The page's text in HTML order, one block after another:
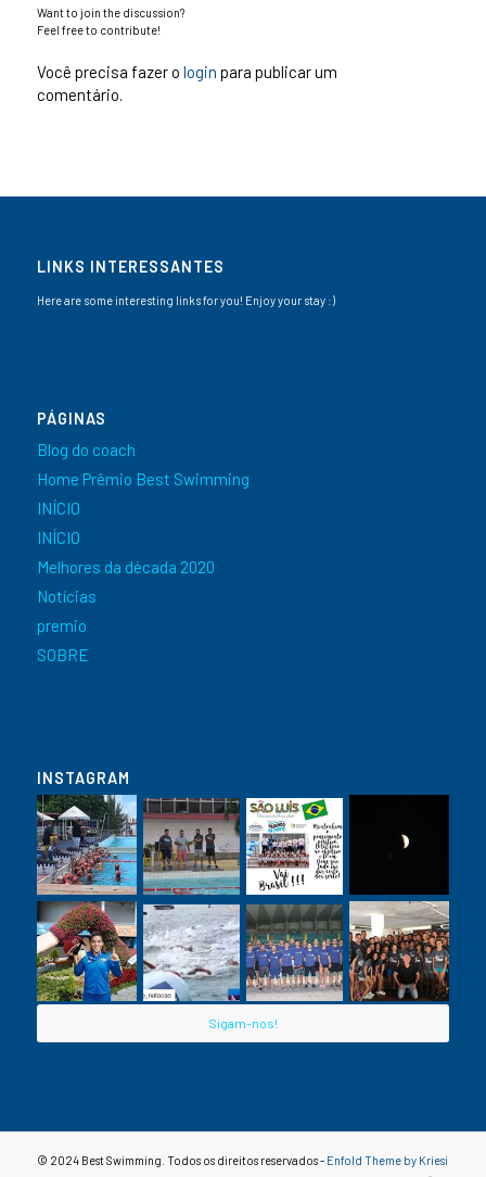
Want to join the discussion?
Feel free to contribute!
Você precisa fazer o login para publicar um
comentário.
LINKS INTERESSANTES
Here are some interesting links for you! Enjoy your stay :)
PÁGINAS
Blog do coach
Home Prêmio Best Swimming
INÍCIO
INÍCIO
Melhores da década 2020
Notícias
premio
SOBRE
INSTAGRAM
Sigam-nos!
© 2024 Best Swimming. Todos os direitos reservados - Enfold Theme by Kriesi